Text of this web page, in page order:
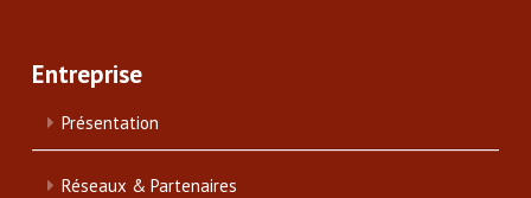
Entreprise
Présentation
Réseaux & Partenaires